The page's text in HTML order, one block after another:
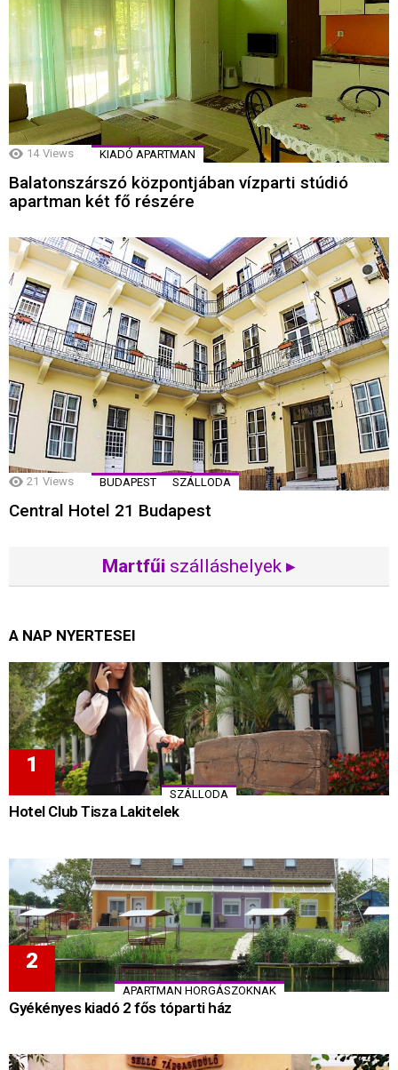
14 Views KIADÓ APARTMAN
Balatonszárszó központjában vízparti stúdió
apartman két fő részére
21 Views BUDAPEST SZÁLLODA
Central Hotel 21 Budapest
Martfűi szálláshelyek ▸
A NAP NYERTESEI
SZÁLLODA
Hotel Club Tisza Lakitelek
APARTMAN HORGÁSZOKNAK
Gyékényes kiadó 2 fős tóparti ház